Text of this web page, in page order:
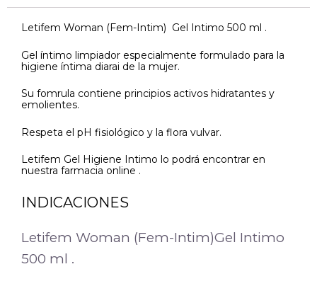
Letifem Woman (Fem-Intim) Gel Intimo 500 ml .
Gel íntimo limpiador especialmente formulado para la
higiene íntima diarai de la mujer.
Su fomrula contiene principios activos hidratantes y
emolientes.
Respeta el pH fisiológico y la flora vulvar.
Letifem Gel Higiene Intimo lo podrá encontrar en
nuestra farmacia online .
INDICACIONES
Letifem Woman (Fem-Intim)Gel Intimo
500 ml .